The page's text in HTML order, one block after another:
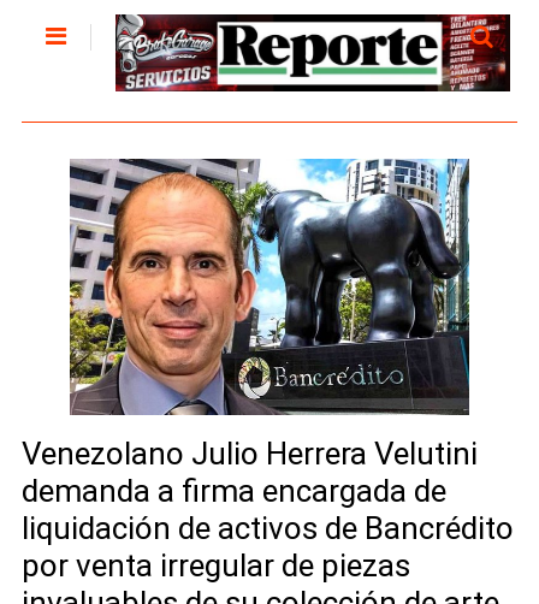
Venezolano Julio Herrera Velutini
demanda a firma encargada de
liquidación de activos de Bancrédito
por venta irregular de piezas